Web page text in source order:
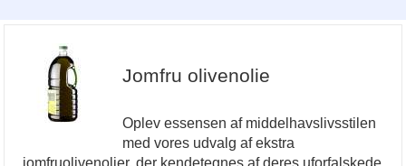
Jomfru olivenolie
Oplev essensen af middelhavslivsstilen
med vores udvalg af ekstra
jomfruolivenolier, der kendetegnes af deres uforfalskede